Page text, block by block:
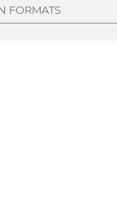
FORMATS